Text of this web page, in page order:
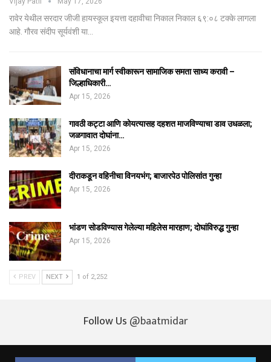
रावेर येथील सरदार जीजी हायस्कूल इयत्ता दहावीचा निकाल निकाल ६९:०८ टक्के लागला
आहे. गौरव संदीप सूर्यवंशी या…
संविधानाचा मार्ग स्वीकारून सामाजिक समता साध्य करावी –
जिल्हाधिकारी…
Apr 15, 2026
गावठी कट्टा आणि कोयत्यासह दहशत माजविण्याचा डाव उधळला;
जळगावात दोघांना…
Apr 15, 2026
दीराकडून वहिनीचा विनयभंग; बाजारपेठ पोलिसांत गुन्हा
Apr 15, 2026
भांडण सोडविण्यास गेलेल्या महिलेस मारहाण; दोघांविरुद्ध गुन्हा
Apr 15, 2026
PREV NEXT 1 of 2,252
Follow Us @baatmidar